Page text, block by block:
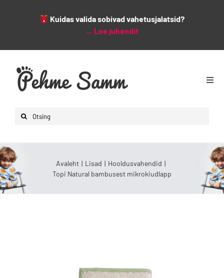
Kuidas valida sobivad vahetusjalatsid?
→ Loe juhendit
content
Search
Lapsed
Mehed
Lisad
Avaleht Lisad
Hooldusvahendid
Topi Natural bambusest mikrokiudlapp